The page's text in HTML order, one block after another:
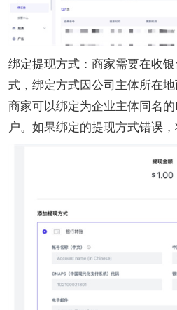
绑定提现方式：商家需要在收
式，绑定方式因公司主体所在
商家可以绑定为企业主体同名
户。如果绑定的提现方式错误，